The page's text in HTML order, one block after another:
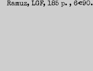
Ramuz, LGF, 185 p. , 6€90.